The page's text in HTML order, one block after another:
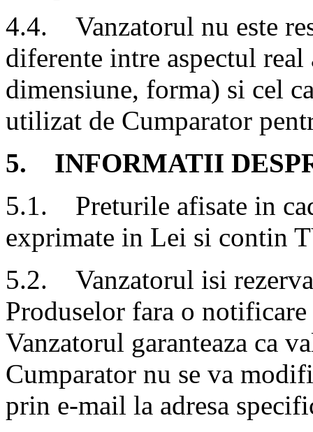
4.4. Vanzatorul nu este
diferente intre aspectul
dimensiune, forma) si cel
utilizat de Cumparator
5. INFORMATII
5.1. Preturile afisate in
exprimate in Lei si contin
5.2. Vanzatorul isi
Produselor fara o
Vanzatorul garanteaza ca
Cumparator nu se va
prin e-mail la adresa